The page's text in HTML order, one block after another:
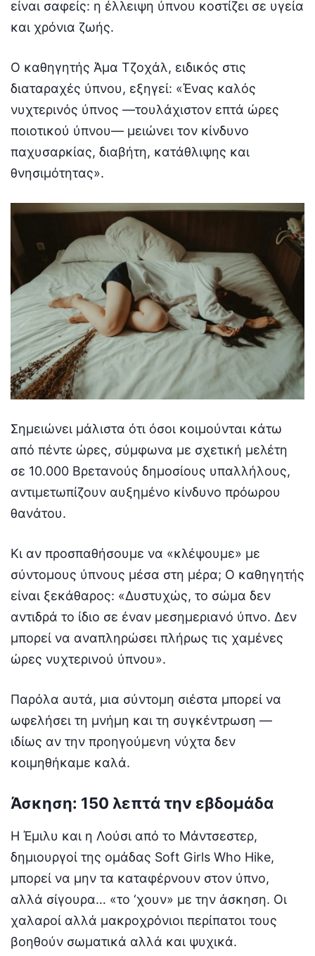
είναι σαφείς: η έλλειψη ύπνου κοστίζει σε υγεία
και χρόνια ζωής.
Ο καθηγητής Άμα Τζοχάλ, ειδικός στις
διαταραχές ύπνου, εξηγεί: «Ένας καλός
νυχτερινός ύπνος —τουλάχιστον επτά ώρες
ποιοτικού ύπνου— μειώνει τον κίνδυνο
παχυσαρκίας, διαβήτη, κατάθλιψης και
θνησιμότητας».
Σημειώνει μάλιστα ότι όσοι κοιμούνται κάτω
από πέντε ώρες, σύμφωνα με σχετική μελέτη
σε 10.000 Βρετανούς δημοσίους υπαλλήλους,
αντιμετωπίζουν αυξημένο κίνδυνο πρόωρου
θανάτου.
Κι αν προσπαθήσουμε να «κλέψουμε» με
σύντομους ύπνους μέσα στη μέρα; Ο καθηγητής
είναι ξεκάθαρος: «Δυστυχώς, το σώμα δεν
αντιδρά το ίδιο σε έναν μεσημεριανό ύπνο. Δεν
μπορεί να αναπληρώσει πλήρως τις χαμένες
ώρες νυχτερινού ύπνου».
Παρόλα αυτά, μια σύντομη σιέστα μπορεί να
ωφελήσει τη μνήμη και τη συγκέντρωση —
ιδίως αν την προηγούμενη νύχτα δεν
κοιμηθήκαμε καλά.
Άσκηση: 150 λεπτά την εβδομάδα
Η Έμιλυ και η Λούσι από το Μάντσεστερ,
δημιουργοί της ομάδας Soft Girls Who Hike,
μπορεί να μην τα καταφέρνουν στον ύπνο,
αλλά σίγουρα… «το ‘χουν» με την άσκηση. Οι
χαλαροί αλλά μακροχρόνιοι περίπατοι τους
βοηθούν σωματικά αλλά και ψυχικά.